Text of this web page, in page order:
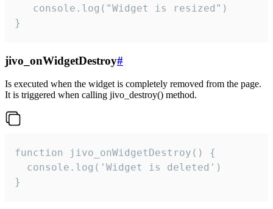
   console.log("Widget is resized")
}
jivo_onWidgetDestroy#
Is executed when the widget is completely removed from the page.
It is triggered when calling jivo_destroy() method.
function jivo_onWidgetDestroy() {
  console.log('Widget is deleted')
}